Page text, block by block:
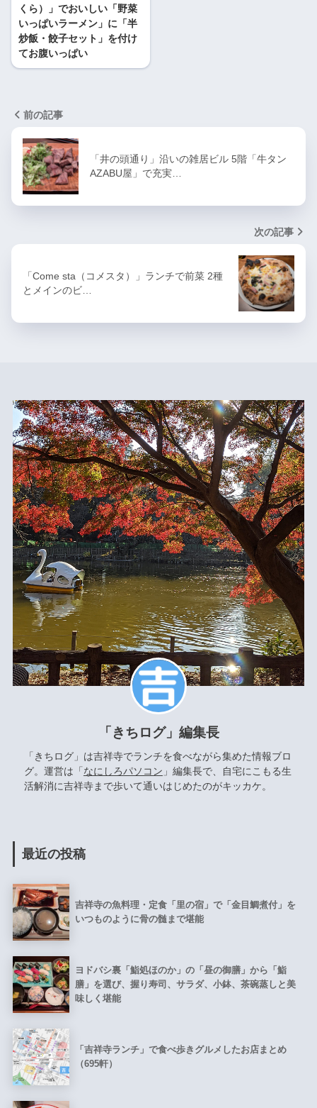
くら）」でおいしい「野菜
いっぱいラーメン」に「半
炒飯・餃子セット」を付け
てお腹いっぱい
前の記事
「井の頭通り」沿いの雑居ビル 5階「牛タン
AZABU屋」で充実…
次の記事
「Come sta（コメスタ）」ランチで前菜 2種
とメインのビ…
「きちログ」編集長
「きちログ」は吉祥寺でランチを食べながら集めた情報ブロ
グ。運営は「 なにしろパソコン 」編集長で、自宅にこもる生
活解消に吉祥寺まで歩いて通いはじめたのがキッカケ。
最近の投稿
吉祥寺の魚料理・定食「里の宿」で「金目鯛煮付」を
いつものように骨の髄まで堪能
ヨドバシ裏「鮨処ほのか」の「昼の御膳」から「鮨
膳」を選び、握り寿司、サラダ、小鉢、茶碗蒸しと美
味しく堪能
「吉祥寺ランチ」で食べ歩きグルメしたお店まとめ
（695軒）